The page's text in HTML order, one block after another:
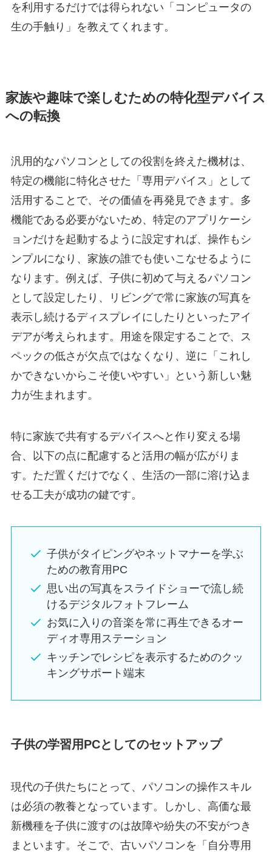
を利用するだけでは得られない「コンピュータの
生の手触り」を教えてくれます。
家族や趣味で楽しむための特化型デバイス
への転換
汎用的なパソコンとしての役割を終えた機材は、
特定の機能に特化させた「専用デバイス」として
活用することで、その価値を再発見できます。多
機能である必要がないため、特定のアプリケーシ
ョンだけを起動するように設定すれば、操作もシ
ンプルになり、家族の誰でも使いこなせるように
なります。例えば、子供に初めて与えるパソコン
として設定したり、リビングで常に家族の写真を
表示し続けるディスプレイにしたりといったアイ
デアが考えられます。用途を限定することで、ス
ペックの低さが欠点ではなくなり、逆に「これし
かできないからこそ使いやすい」という新しい魅
力が生まれます。
特に家族で共有するデバイスへと作り変える場
合、以下の点に配慮すると活用の幅が広がりま
す。ただ置くだけでなく、生活の一部に溶け込ま
せる工夫が成功の鍵です。
子供がタイピングやネットマナーを学ぶ
ための教育用PC
思い出の写真をスライドショーで流し続
けるデジタルフォトフレーム
お気に入りの音楽を常に再生できるオー
ディオ専用ステーション
キッチンでレシピを表示するためのクッ
キングサポート端末
子供の学習用PCとしてのセットアップ
現代の子供たちにとって、パソコンの操作スキル
は必須の教養となっています。しかし、高価な最
新機種を子供に渡すのは故障や紛失の不安がつき
まといます。そこで、古いパソコンを「自分専用